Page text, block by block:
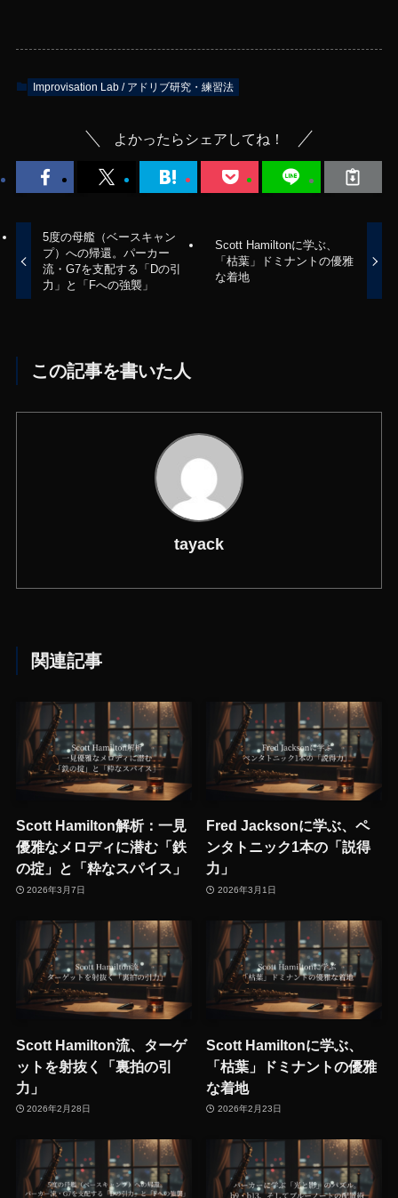
Improvisation Lab / アドリブ研究・練習法
よかったらシェアしてね！
5度の母艦（ベースキャン
プ）への帰還。パーカー
流・G7を支配する「Dの引
力」と「Fへの強襲」
Scott Hamiltonに学ぶ、
「枯葉」ドミナントの優雅
な着地
この記事を書いた人
tayack
関連記事
Scott Hamilton解析：一見
優雅なメロディに潜む「鉄
の掟」と「粋なスパイス」
2026年3月7日
Fred Jacksonに学ぶ、ペ
ンタトニック1本の「説得
力」
2026年3月1日
Scott Hamilton流、ターゲ
ットを射抜く「裏拍の引
力」
2026年2月28日
Scott Hamiltonに学ぶ、
「枯葉」ドミナントの優雅
な着地
2026年2月23日